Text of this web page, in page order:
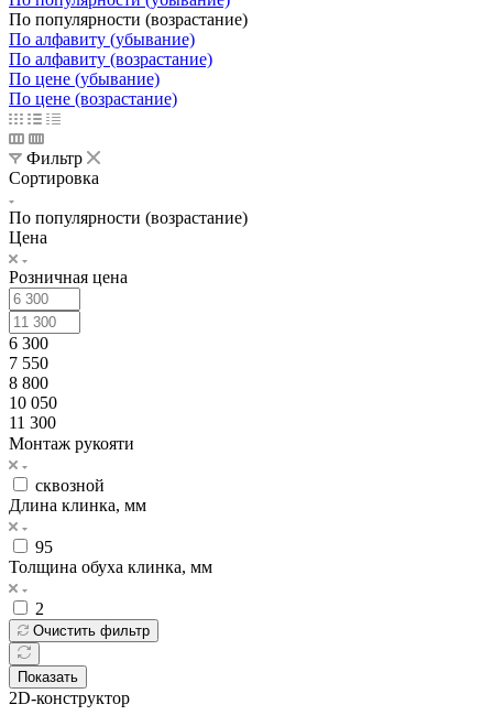
По популярности (возрастание)
По алфавиту (убывание)
По алфавиту (возрастание)
По цене (убывание)
По цене (возрастание)
Фильтр
Сортировка
По популярности (возрастание)
Цена
Розничная цена
6 300
7 550
8 800
10 050
11 300
Монтаж рукояти
сквозной
Длина клинка, мм
95
Толщина обуха клинка, мм
2
Очистить фильтр
Показать
2D-конструктор